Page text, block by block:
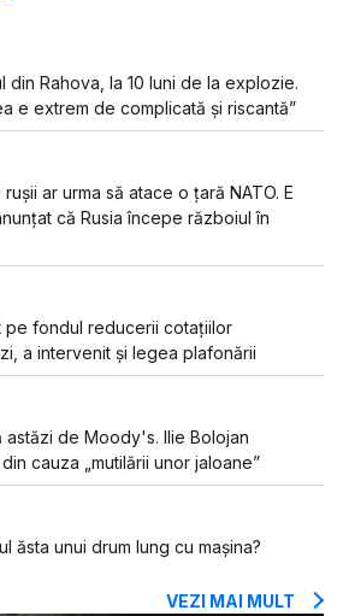
din Rahova, la 10 luni de la explozie.
e extrem de complicată și riscantă”
ar urma să atace o țară NATO. E
că Rusia începe războiul în
pe fondul reducerii cotațiilor
a intervenit și legea plafonării
astăzi de Moody's. Ilie Bolojan
cauza „mutilării unor jaloane”
ăsta unui drum lung cu mașina?
VEZI MAI MULT